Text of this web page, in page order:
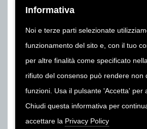
Giapponese
Seguito da più di 2
Informativa
Noi e terze parti selezionate
funzionamento del sito e, con il tuo
per altre finalità come specificato
rifiuto del consenso può rendere non
funzioni. Usa il pulsante 'Accetta' per
Chiudi questa informativa per
accettare la Privacy Policy